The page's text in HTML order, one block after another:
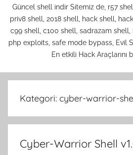
Güncel shell indir Sitemiz de, r57
priv8 shell, 2018 shell, hack shell,
c99 shell, c100 shell, sadrazam shell,
php exploits, safe mode bypass, Evil
En etkili Hack Araçlarını
Kategori: cyber-warrior-
Cyber-Warrior Shell